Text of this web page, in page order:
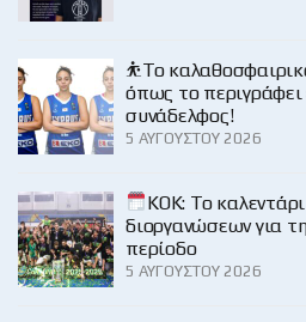
⛹️‍Το
όπως το περιγράφει
συνάδελφος!
5 ΑΥΓΟΎΣΤΟΥ 2026
KOK: Το
διοργανώσεων για
περίοδο
5 ΑΥΓΟΎΣΤΟΥ 2026